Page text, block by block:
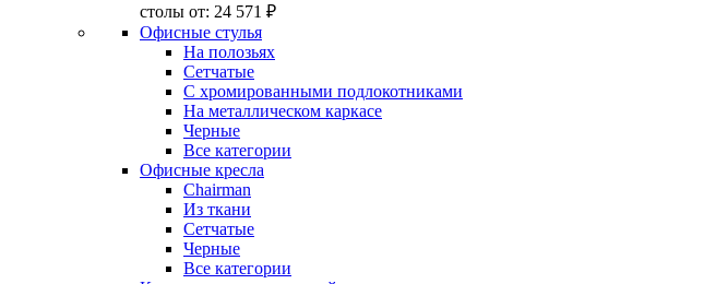
столы от: 24 571 ₽
Офисные стулья
На полозьях
Сетчатые
С хромированными подлокотниками
На металлическом каркасе
Черные
Все категории
Офисные кресла
Chairman
Из ткани
Сетчатые
Черные
Все категории